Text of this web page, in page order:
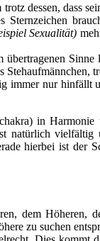
dessen, dass
Sexualität)
Sinne
Stehaufmännchen,
immer nur hinfällt
in Harmonie
natürlich vielfältig
hierbei ist der
dem Höheren,
zu suchen